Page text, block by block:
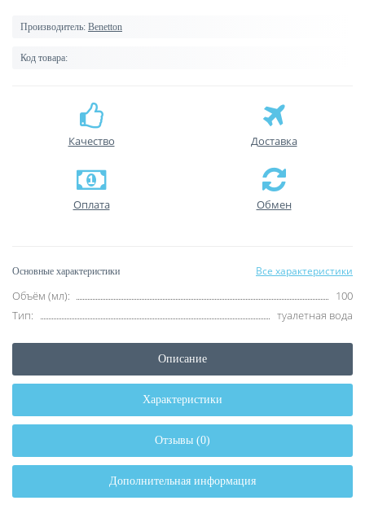
Производитель: Benetton
Код товара:
Качество Доставка
Оплата Обмен
Основные характеристики Все характеристики
Объём (мл):
100
Тип:
туалетная вода
Описание
Характеристики
Отзывы (0)
Дополнительная информация